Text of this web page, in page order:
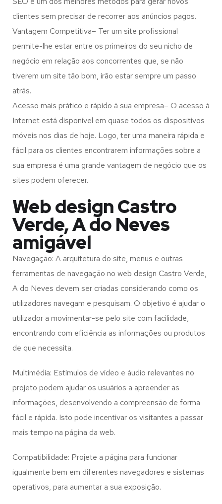
clientes sem precisar de recorrer aos anúncios pagos.
Vantagem Competitiva– Ter um site profissional
permite-lhe estar entre os primeiros do seu nicho de
negócio em relação aos concorrentes que, se não
tiverem um site tão bom, irão estar sempre um passo
atrás.
Acesso mais prático e rápido à sua empresa– O acesso à
Internet está disponível em quase todos os dispositivos
móveis nos dias de hoje. Logo, ter uma maneira rápida e
fácil para os clientes encontrarem informações sobre a
sua empresa é uma grande vantagem de negócio que os
sites podem oferecer.
Web design Castro
Verde, A do Neves
amigável
Navegação: A arquitetura do site, menus e outras
ferramentas de navegação no web design Castro Verde,
A do Neves devem ser criadas considerando como os
utilizadores navegam e pesquisam. O objetivo é ajudar o
utilizador a movimentar-se pelo site com facilidade,
encontrando com eficiência as informações ou produtos
de que necessita.
Multimédia: Estímulos de vídeo e áudio relevantes no
projeto podem ajudar os usuários a apreender as
informações, desenvolvendo a compreensão de forma
fácil e rápida. Isto pode incentivar os visitantes a passar
mais tempo na página da web.
Compatibilidade: Projete a página para funcionar
igualmente bem em diferentes navegadores e sistemas
operativos, para aumentar a sua exposição.